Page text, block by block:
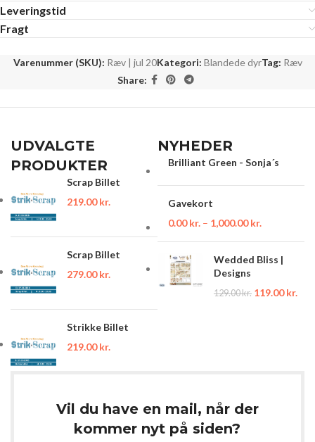
Leveringstid
Fragt
Varenummer (SKU): Ræv | jul 20Kategori: Blandede dyrTag: Ræv
Share:
UDVALGTE
PRODUKTER
Scrap Billet
219.00kr.
Scrap Billet
279.00kr.
Strikke Billet
219.00kr.
NYHEDER
Brilliant Green - Sonja´s
Gavekort
0.00kr. – 1,000.00kr.
Wedded Bliss |
Designs
129.00kr. 119.00kr.
Vil du have en mail, når der
kommer nyt på siden?